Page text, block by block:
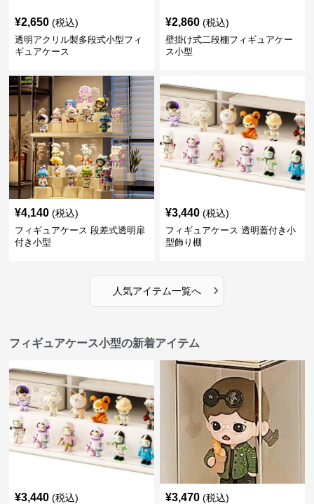
¥2,650 (税込)
透明アクリル製多段式小型フィ
ギュアケース
¥2,860 (税込)
壁掛け式二段棚フィギュアケー
ス小型
¥4,140 (税込)
フィギュアケース 段差式透明扉
付き小型
¥3,440 (税込)
フィギュアケース 透明蓋付き小
型飾り棚
人気アイテム一覧へ ›
フィギュアケース小型の新着アイテム
¥3,440 (税込) ¥3,470 (税込)